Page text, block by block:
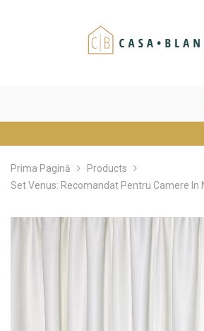
Prima Pagină
Products
Set Venus: Recomandat Pentru Camere In